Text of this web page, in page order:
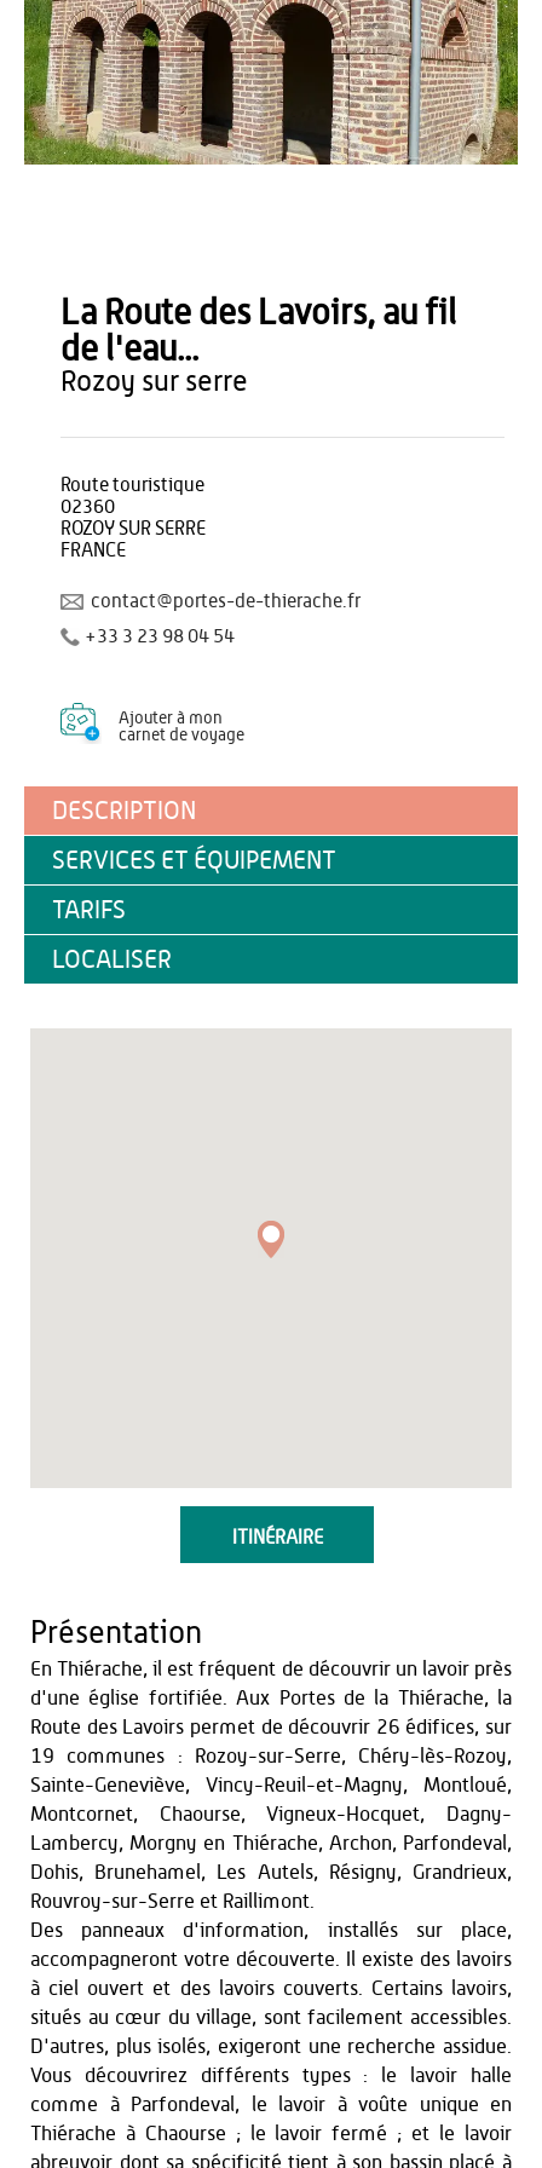
La Route des Lavoirs, au fil
de l'eau...
rozoy sur serre
Route touristique
02360
ROZOY SUR SERRE
FRANCE
contact@portes-de-thierache.fr
+33 3 23 98 04 54
Ajouter à mon
carnet de voyage
DESCRIPTION
SERVICES ET ÉQUIPEMENT
TARIFS
LOCALISER
ITINÉRAIRE
Présentation
En Thiérache, il est fréquent de découvrir un lavoir près
d'une église fortifiée. Aux Portes de la Thiérache, la
Route des Lavoirs permet de découvrir 26 édifices, sur
19 communes : Rozoy-sur-Serre, Chéry-lès-Rozoy,
Sainte-Geneviève, Vincy-Reuil-et-Magny, Montloué,
Montcornet, Chaourse, Vigneux-Hocquet, Dagny-
Lambercy, Morgny en Thiérache, Archon, Parfondeval,
Dohis, Brunehamel, Les Autels, Résigny, Grandrieux,
Rouvroy-sur-Serre et Raillimont.
Des panneaux d'information, installés sur place,
accompagneront votre découverte. Il existe des lavoirs
à ciel ouvert et des lavoirs couverts. Certains lavoirs,
situés au cœur du village, sont facilement accessibles.
D'autres, plus isolés, exigeront une recherche assidue.
Vous découvrirez différents types : le lavoir halle
comme à Parfondeval, le lavoir à voûte unique en
Thiérache à Chaourse ; le lavoir fermé ; et le lavoir
abreuvoir dont sa spécificité tient à son bassin placé à